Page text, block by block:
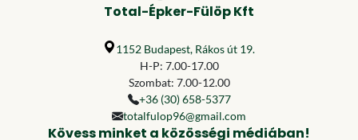
Total-Épker-Fülöp Kft
1152 Budapest, Rákos út 19.
H-P: 7.00-17.00
Szombat: 7.00-12.00
+36 (30) 658-5377
totalfulop96@gmail.com
Kövess minket a közösségi médiában!